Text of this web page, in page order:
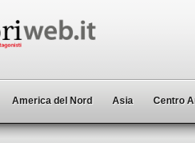
America del Nord Asia Centro